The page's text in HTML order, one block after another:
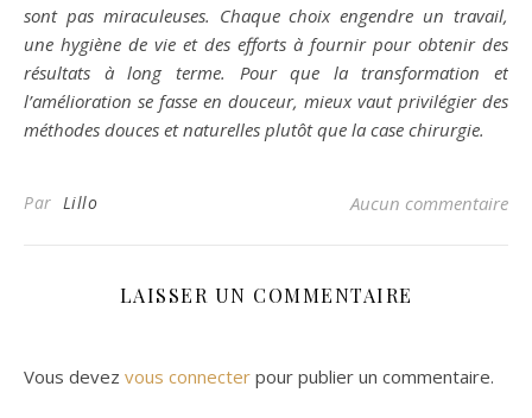
sont pas miraculeuses. Chaque choix engendre un travail,
une hygiène de vie et des efforts à fournir pour obtenir des
résultats à long terme. Pour que la transformation et
l’amélioration se fasse en douceur, mieux vaut privilégier des
méthodes douces et naturelles plutôt que la case chirurgie.
Par Lillo Aucun commentaire
LAISSER UN COMMENTAIRE
Vous devez vous connecter pour publier un commentaire.